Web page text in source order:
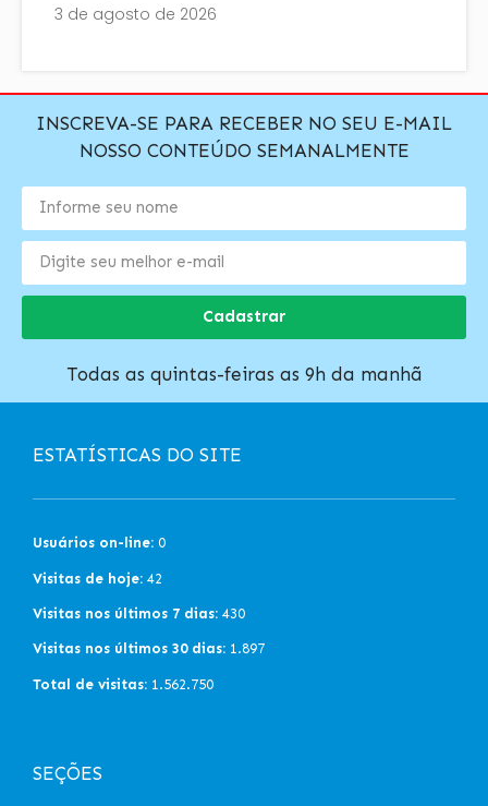
3 de agosto de 2026
INSCREVA-SE PARA RECEBER NO SEU E-MAIL
NOSSO CONTEÚDO SEMANALMENTE
Cadastrar
Todas as quintas-feiras as 9h da manhã
ESTATÍSTICAS DO SITE
Usuários on-line: 0
Visitas de hoje: 42
Visitas nos últimos 7 dias: 430
Visitas nos últimos 30 dias: 1.897
Total de visitas: 1.562.750
SEÇÕES